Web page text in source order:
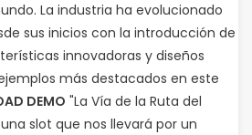
La industria ha evolucionado
sus inicios con la introducción de
innovadoras y diseños
más destacados en este
DEMO "La Vía de la Ruta del
slot que nos llevará por un